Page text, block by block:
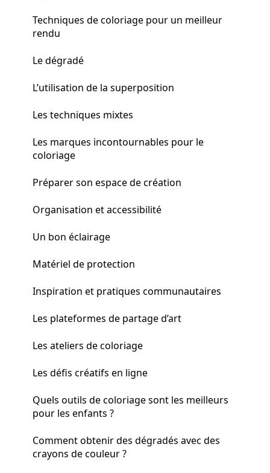
Techniques de coloriage pour un meilleur
rendu
Le dégradé
L’utilisation de la superposition
Les techniques mixtes
Les marques incontournables pour le
coloriage
Préparer son espace de création
Organisation et accessibilité
Un bon éclairage
Matériel de protection
Inspiration et pratiques communautaires
Les plateformes de partage d’art
Les ateliers de coloriage
Les défis créatifs en ligne
Quels outils de coloriage sont les meilleurs
pour les enfants ?
Comment obtenir des dégradés avec des
crayons de couleur ?